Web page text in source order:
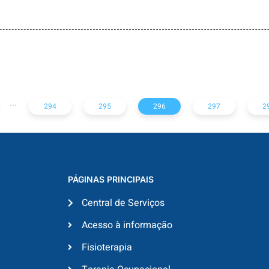
Reunião de
Fisioterapia
... 294 295 296 297
PÁGINAS PRINCIPAIS
Central de Serviços
Acesso à informação
Fisioterapia